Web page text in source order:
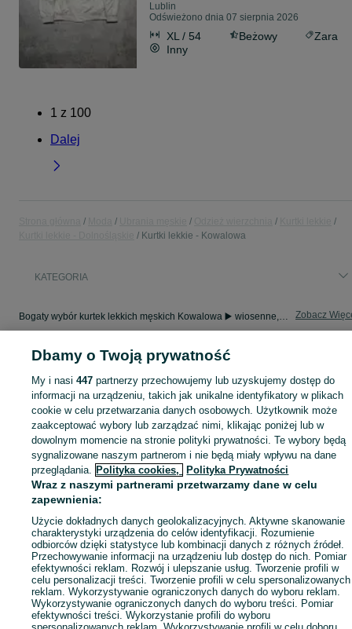
Lublin
Odświeżono dnia 07 sierpnia 2026
XL / 54 Beżowy
Zara
Inny
1 z 100
Dalej
Kurtki lekkie - Kowalowa
KATEGORIA
Bogaty wybór kurtek lekkich męskich Kowalowa ▶️ wiosenne, przeciwwiatrowe i kolorowe ✅ Nowe i używane w dobrych cenach ✌ Znajdź oferty na OLX.pl! Zobacz
Mapa kategorii
Mapa miejscowości
Mapa ministron
Popularne wyszukiwania
Dbamy o Twoją prywatność
My i nasi447 partnerzy przechowujemy lub uzyskujemy dostęp do
informacji na urządzeniu, takich jak unikalne identyfikatory w plikach
cookie w celu przetwarzania danych osobowych. Użytkownik może
zaakceptować wybory lub zarządzać nimi, klikając poniżej lub w
dowolnym momencie na stronie polityki prywatności. Te wybory będą
sygnalizowane naszym partnerom i nie będą miały wpływu na dane
przeglądania. Polityka cookies, Polityka Prywatności
Wraz z naszymi partnerami przetwarzamy dane w celu
zapewnienia:
Użycie dokładnych danych geolokalizacyjnych. Aktywne skanowanie
charakterystyki urządzenia do celów identyfikacji. Rozumienie
odbiorców dzięki statystyce lub kombinacji danych z różnych źródeł.
Przechowywanie informacji na urządzeniu lub dostęp do nich. Pomiar
efektywności reklam. Rozwój i ulepszanie usług. Tworzenie profili w
celu personalizacji treści. Tworzenie profili w celu spersonalizowanych
reklam. Wykorzystywanie ograniczonych danych do wyboru reklam.
Wykorzystywanie ograniczonych danych do wyboru treści. Pomiar
efektywności treści. Wykorzystanie profili do wyboru